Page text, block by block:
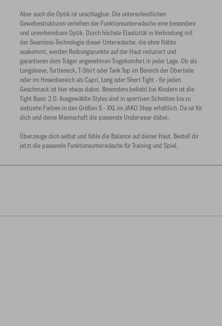
Aber auch die Optik ist unschlagbar. Die unterschiedlichen
Gewebestrukturen verleihen der Funktionsunterwäsche eine besondere
und unverkennbare Optik. Durch höchste Elastizität in Verbindung mit
der Seamless-Technologie dieser Unterwäsche, die ohne Nähte
auskommt, werden Reibungspunkte auf der Haut reduziert und
garantieren dem Träger angenehmen Tragekomfort in jeder Lage. Ob als
Longsleeve, Turtleneck, T-Shirt oder Tank Top im Bereich der Oberteile
oder im Hosenbereich als Capri, Long oder Short Tight - für jeden
Geschmack ist hier etwas dabei. Besonders beliebt bei Kindern ist die
Tight Basic 2.0. Ausgewählte Styles sind in sportiven Schnitten bis zu
siebzehn Farben in den Größen S - XXL im JAKO Shop erhältlich. Da ist für
dich und deine Mannschaft die passende Underwear dabei.
Überzeuge dich selbst und fühle die Balance auf deiner Haut. Bestell dir
jetzt die passende Funktionsunterwäsche für Training und Spiel.